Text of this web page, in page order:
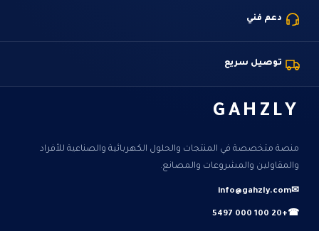
دعم فني
توصيل سريع
GAHZLY
منصة متخصصة في المنتجات والحلول الكهربائية والصناعية للأفراد
والمقاولين والمشروعات والمصانع.
✉
info@gahzly.com
☎
+20 100 000 5497